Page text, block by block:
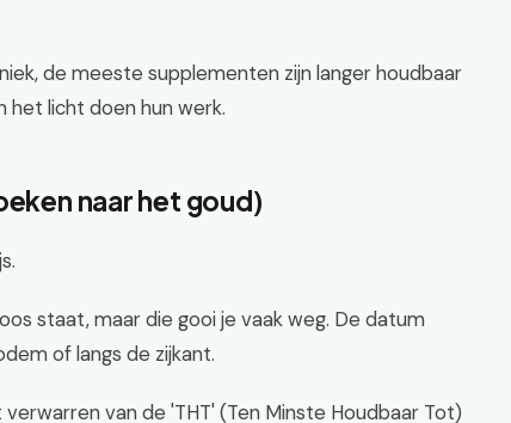
de meeste supplementen zijn langer houdbaar
het licht doen hun werk.
naar het goud)
staat, maar die gooi je vaak weg. De datum
of langs de zijkant.
van de 'THT' (Ten Minste Houdbaar Tot)